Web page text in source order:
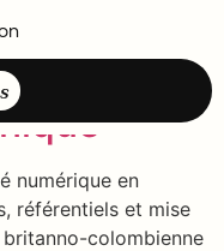
en
numérique en
référentiels et mise
colombienne